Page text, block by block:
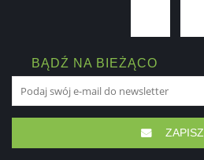
BĄDŹ NA BIEŻĄCO
ZAPISZ